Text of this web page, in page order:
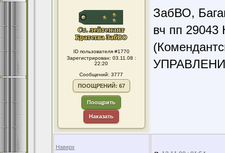
ID пользователя #1770
Зарегистрирован: 03.11.08 :
22:20
Сообщений: 3777
ПООЩРЕНИЙ: 67
Поощрить
Наказать
ЗабВО,
вч пп 29043
Наверх